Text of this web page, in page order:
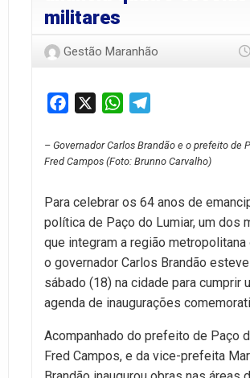
militares
Gestão Maranhão
Facebook WhatsApp
– Governador Carlos Brandão e o prefeito de
Fred Campos (Foto: Brunno Carvalho)
Para celebrar os 64 anos de
política de Paço do Lumiar, um dos
que integram a região metropolitana
o governador Carlos Brandão
sábado (18) na cidade para cumprir
agenda de inaugurações
Acompanhado do prefeito de Paço
Fred Campos, e da vice-prefeita